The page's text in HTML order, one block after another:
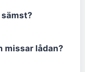
missar lådan?